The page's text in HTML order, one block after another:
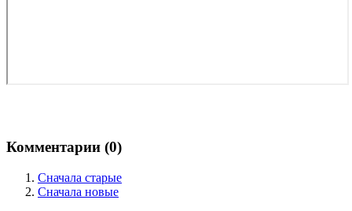
Комментарии (0)
Сначала старые
Сначала новые